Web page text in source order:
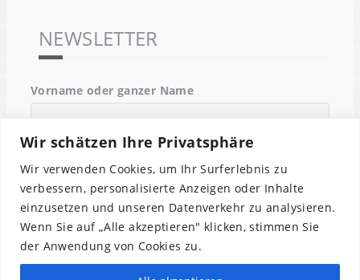
Wir schätzen Ihre Privatsphäre
Wir verwenden Cookies, um Ihr Surferlebnis zu
verbessern, personalisierte Anzeigen oder Inhalte
einzusetzen und unseren Datenverkehr zu analysieren.
Wenn Sie auf „Alle akzeptieren" klicken, stimmen Sie
der Anwendung von Cookies zu.
NEWSLETTER
Vorname oder ganzer Name
Email
Indem Du fortfährst, akzeptierst Du unsere
Datenschutzerklärung.